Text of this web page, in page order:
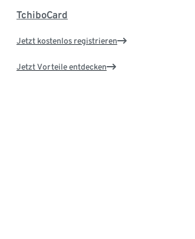
TchiboCard
Jetzt kostenlos registrieren
Jetzt Vorteile entdecken